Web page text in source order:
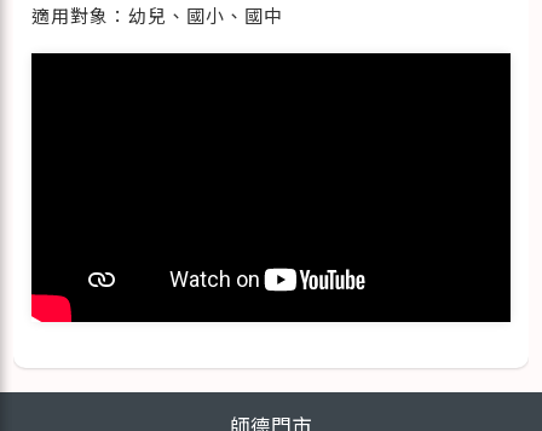
適用對象：幼兒、國小、國中